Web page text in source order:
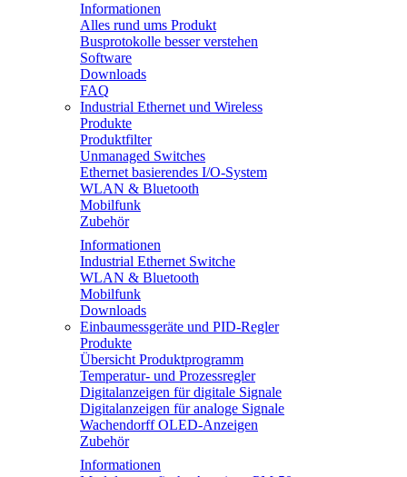
Informationen
Alles rund ums Produkt
Busprotokolle besser verstehen
Software
Downloads
FAQ
Industrial Ethernet und Wireless
Produkte
Produktfilter
Unmanaged Switches
Ethernet basierendes I/O-System
WLAN & Bluetooth
Mobilfunk
Zubehör
Informationen
Industrial Ethernet Switche
WLAN & Bluetooth
Mobilfunk
Downloads
Einbaumessgeräte und PID-Regler
Produkte
Übersicht Produktprogramm
Temperatur- und Prozessregler
Digitalanzeigen für digitale Signale
Digitalanzeigen für analoge Signale
Wachendorff OLED-Anzeigen
Zubehör
Informationen